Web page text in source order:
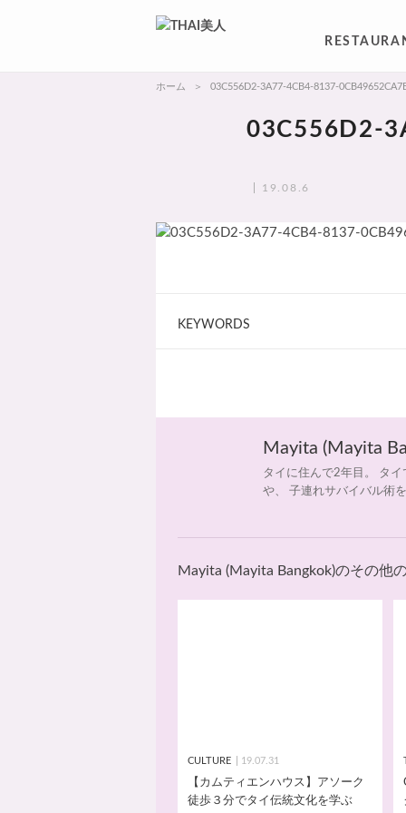
ホーム 03C556D2-3A77-4CB4-8137-
03C556D2-
19.08.6
KEYWORDS
Mayita (Mayita
タイに住んで2年目。 タ
や、 子連れサバイバル術
Mayita (Mayita Bangkok)のその他
CULTURE 19.07.31
【カムティエンハウス】アソーク
徒歩３分でタイ伝統文化を学ぶ